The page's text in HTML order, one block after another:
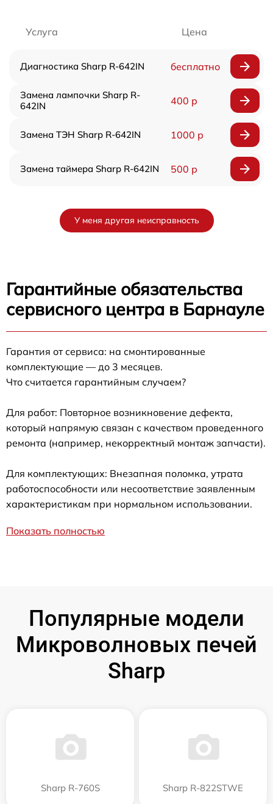
Услуга Цена
Диагностика Sharp R-642IN бесплатно
Замена лампочки Sharp R-
642IN
400 р
Замена ТЭН Sharp R-642IN 1000 р
Замена таймера Sharp R-642IN 500 р
У меня другая неисправность
Гарантийные обязательства
сервисного центра в Барнауле
Гарантия от сервиса: на смонтированные
комплектующие — до 3 месяцев.
Что считается гарантийным случаем?
Для работ: Повторное возникновение дефекта,
который напрямую связан с качеством проведенного
ремонта (например, некорректный монтаж запчасти).
Для комплектующих: Внезапная поломка, утрата
работоспособности или несоответствие заявленным
характеристикам при нормальном использовании.
Показать полностью
Популярные модели
Микроволновых печей
Sharp
Sharp R-760S Sharp R-822STWE